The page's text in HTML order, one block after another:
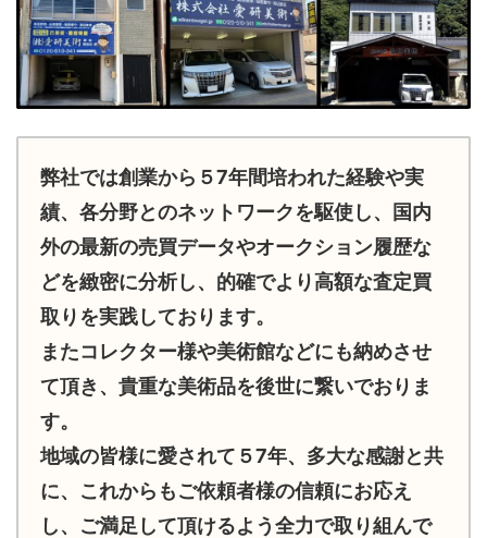
弊社では創業から５7年間培われた経験や実
績、各分野とのネットワークを駆使し、国内
外の最新の売買データやオークション履歴な
どを緻密に分析し、的確でより高額な査定買
取りを実践しております。
またコレクター様や美術館などにも納めさせ
て頂き、貴重な美術品を後世に繋いでおりま
す。
地域の皆様に愛されて５7年、多大な感謝と共
に、これからもご依頼者様の信頼にお応え
し、ご満足して頂けるよう全力で取り組んで